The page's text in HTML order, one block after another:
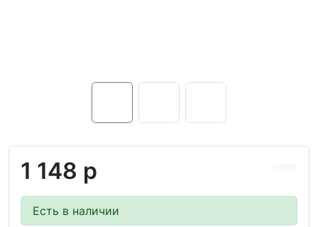
1 148 р
Есть в наличии